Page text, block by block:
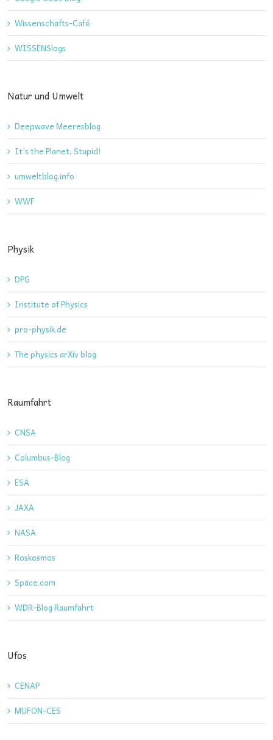
Wissenschafts-Café
WISSENSlogs
Natur und Umwelt
Deepwave Meeresblog
It's the Planet, Stupid!
umweltblog.info
WWF
Physik
DPG
Institute of Physics
pro-physik.de
The physics arXiv blog
Raumfahrt
CNSA
Columbus-Blog
ESA
JAXA
NASA
Roskosmos
Space.com
WDR-Blog Raumfahrt
Ufos
CENAP
MUFON-CES